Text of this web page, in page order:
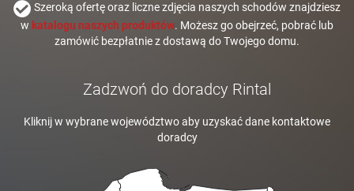
Szeroką ofertę oraz liczne zdjęcia naszych schodów znajdziesz
w katalogu naszych produktów. Możesz go obejrzeć, pobrać lub
zamówić bezpłatnie z dostawą do Twojego domu.
Zadzwoń do doradcy Rintal
Kliknij w wybrane województwo aby uzyskać dane kontaktowe
doradcy